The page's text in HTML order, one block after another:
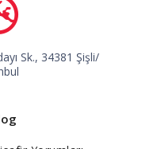
Sk., 34381 Şişli/